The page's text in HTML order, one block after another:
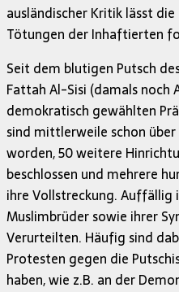
ausländischer Kritik lässt
Tötungen der Inhaftierten
Seit dem blutigen Putsch
Fattah Al-Sisi (damals noch
demokratisch gewählten
sind mittlerweile schon
worden, 50 weitere
beschlossen und mehrere
ihre Vollstreckung.
Muslimbrüder sowie ihrer
Verurteilten. Häufig sind
Protesten gegen die
haben, wie z.B. an der